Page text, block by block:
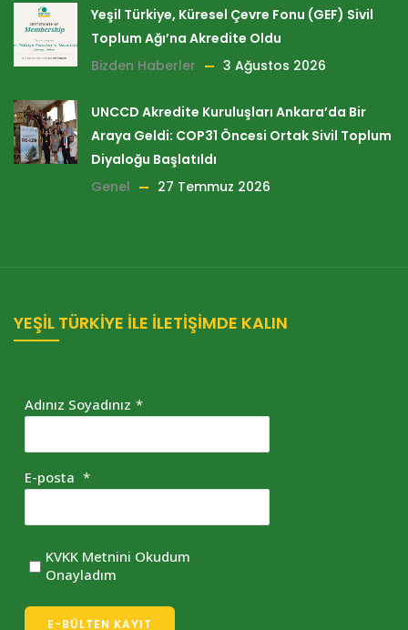
Yeşil Türkiye, Küresel Çevre Fonu (GEF) Sivil
Toplum Ağı’na Akredite Oldu
Bizden Haberler
3 Ağustos 2026
UNCCD Akredite Kuruluşları Ankara’da Bir
Araya Geldi: COP31 Öncesi Ortak Sivil Toplum
Diyaloğu Başlatıldı
Genel
27 Temmuz 2026
YEŞİL TÜRKİYE İLE İLETİŞİMDE KALIN
Adınız Soyadınız *
E-posta *
KVKK Metnini Okudum
Onayladım
E-BÜLTEN KAYIT